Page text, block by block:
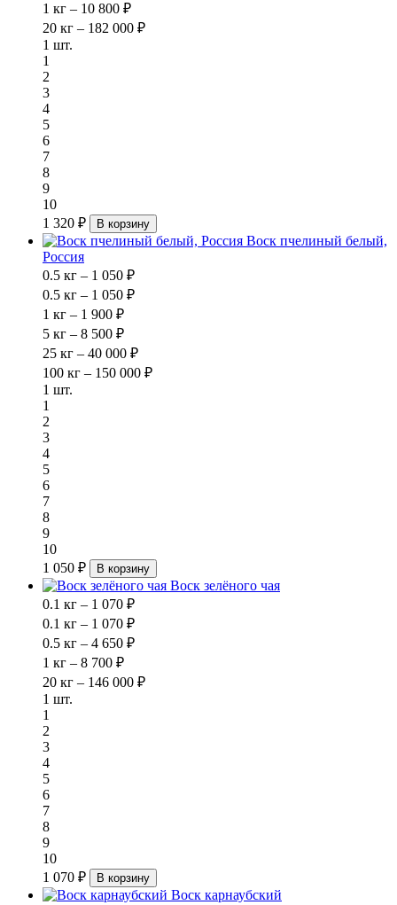
1 кг – 10 800 ₽
20 кг – 182 000 ₽
1 шт.
1
2
3
4
5
6
7
8
9
10
1 320 ₽
В корзину
Воск пчелиный белый,
Россия
0.5 кг – 1 050 ₽
0.5 кг – 1 050 ₽
1 кг – 1 900 ₽
5 кг – 8 500 ₽
25 кг – 40 000 ₽
100 кг – 150 000 ₽
1 шт.
1
2
3
4
5
6
7
8
9
10
1 050 ₽
В корзину
Воск зелёного чая
0.1 кг – 1 070 ₽
0.1 кг – 1 070 ₽
0.5 кг – 4 650 ₽
1 кг – 8 700 ₽
20 кг – 146 000 ₽
1 шт.
1
2
3
4
5
6
7
8
9
10
1 070 ₽
В корзину
Воск карнаубский